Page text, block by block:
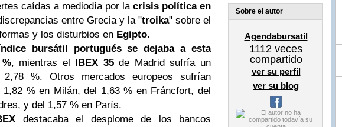
caídas a mediodía por la crisis política en
entre Grecia y la "troika" sobre el
y los disturbios en Egipto.
bursátil portugués se dejaba a esta
, mientras el IBEX 35de Madrid sufría un
2,78 %. Otros mercados europeos sufrían
1,82 % en Milán, del 1,63 % en Fráncfort, del
y del 1,57 % en París.
destacaba el desplome de los bancos
Sobre el autor
Agendabursatil
1112 veces
compartido
ver su perfil
ver su blog